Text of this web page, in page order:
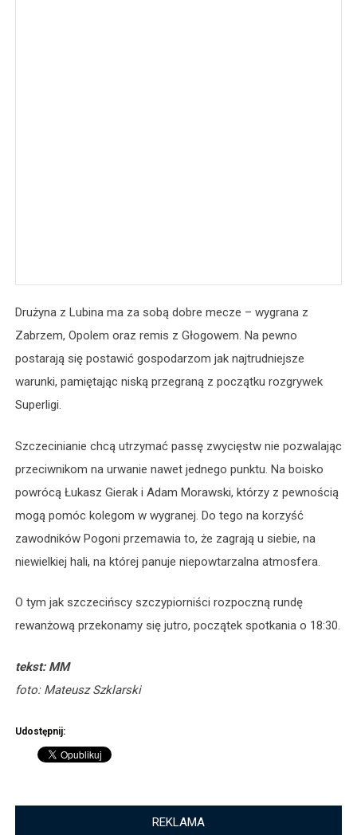
Drużyna z Lubina ma za sobą dobre mecze – wygrana z
Zabrzem, Opolem oraz remis z Głogowem. Na pewno
postarają się postawić gospodarzom jak najtrudniejsze
warunki, pamiętając niską przegraną z początku rozgrywek
Superligi.
Szczecinianie chcą utrzymać passę zwycięstw nie pozwalając
przeciwnikom na urwanie nawet jednego punktu. Na boisko
powrócą Łukasz Gierak i Adam Morawski, którzy z pewnością
mogą pomóc kolegom w wygranej. Do tego na korzyść
zawodników Pogoni przemawia to, że zagrają u siebie, na
niewielkiej hali, na której panuje niepowtarzalna atmosfera.
O tym jak szczecińscy szczypiorniści rozpoczną rundę
rewanżową przekonamy się jutro, początek spotkania o 18:30.
tekst: MM
foto: Mateusz Szklarski
Udostępnij:
REKLAMA